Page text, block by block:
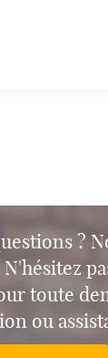
?
toute
ou